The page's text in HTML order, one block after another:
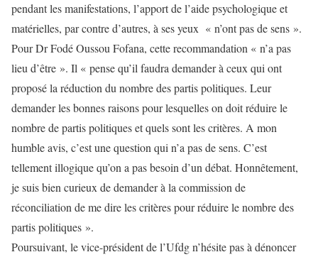
pendant les manifestations, l’apport de l’aide psychologique et
matérielles, par contre d’autres, à ses yeux « n’ont pas de sens ».
Pour Dr Fodé Oussou Fofana, cette recommandation « n’a pas
lieu d’être ». Il « pense qu’il faudra demander à ceux qui ont
proposé la réduction du nombre des partis politiques. Leur
demander les bonnes raisons pour lesquelles on doit réduire le
nombre de partis politiques et quels sont les critères. A mon
humble avis, c’est une question qui n’a pas de sens. C’est
tellement illogique qu’on a pas besoin d’un débat. Honnêtement,
je suis bien curieux de demander à la commission de
réconciliation de me dire les critères pour réduire le nombre des
partis politiques ».
Poursuivant, le vice-président de l’Ufdg n’hésite pas à dénoncer